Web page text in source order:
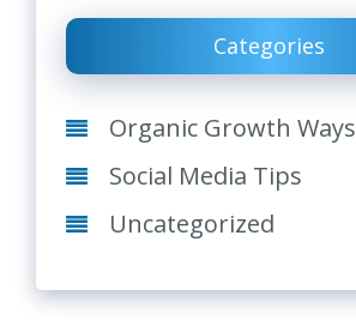
Categories
Organic Growth Ways
Social Media Tips
Uncategorized